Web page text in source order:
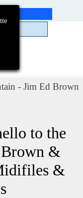
- Jim Ed Brown
to the
&
&